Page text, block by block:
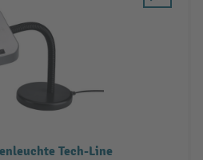
Tech-Line